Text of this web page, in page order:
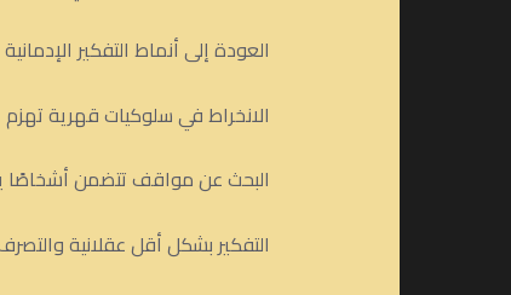
العودة إلى أنماط التفكير الإدمانية
الانخراط في سلوكيات قهرية تهزم
البحث عن مواقف تتضمن أشخاصًا
التفكير بشكل أقل عقلانية